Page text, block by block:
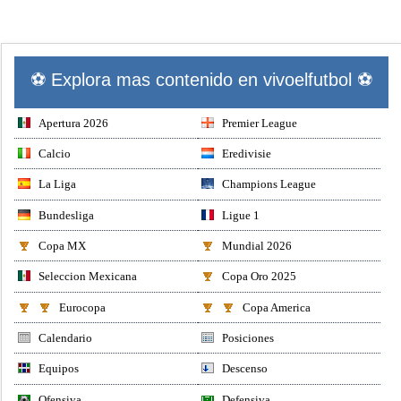
⚽ Explora mas contenido en vivoelfutbol ⚽
Apertura 2026 Premier League
Calcio Eredivisie
La Liga Champions League
Bundesliga Ligue 1
Copa MX Mundial 2026
Seleccion Mexicana Copa Oro 2025
Eurocopa Copa America
Calendario Posiciones
Equipos Descenso